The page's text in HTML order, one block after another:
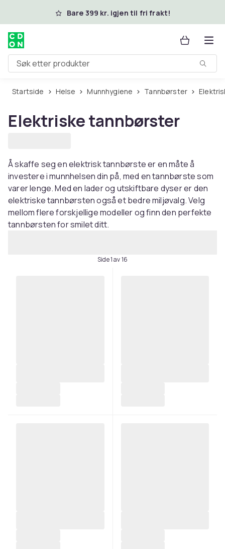
Hopp til hovedinnholdBare 399 kr. igjen til fri frakt!
Søk etter produkter
Startside Helse Munnhygiene Tannbørster
Elektriske tannbørster
Å skaffe seg en elektrisk tannbørste er en måte å
investere i munnhelsen din på, med en tannbørste som
varer lenge. Med en lader og utskiftbare dyser er den
elektriske tannbørsten også et bedre miljøvalg. Velg
mellom flere forskjellige modeller og finn den perfekte
tannbørsten for smilet ditt.
Side 1 av 16